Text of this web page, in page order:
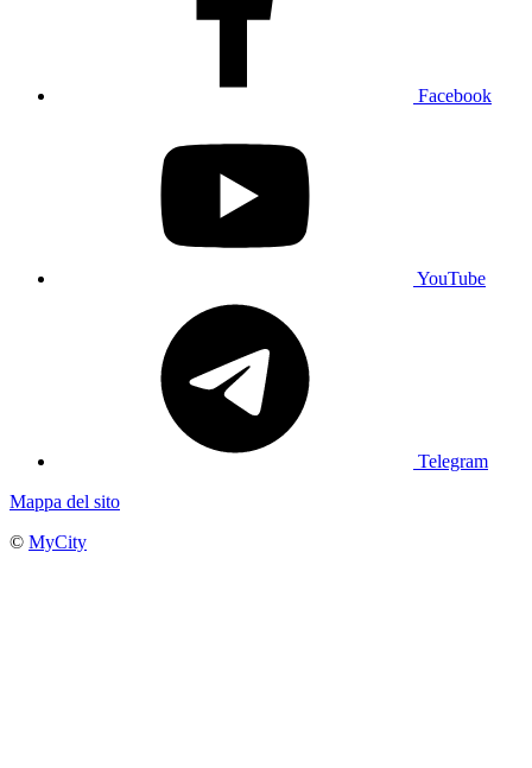
Facebook
YouTube
Telegram
Mappa del sito
© MyCity